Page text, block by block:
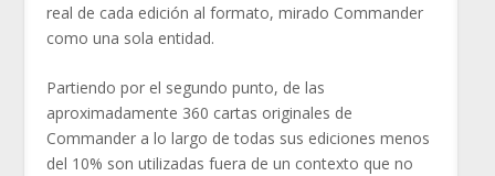
real de cada edición al formato, mirado Commander
como una sola entidad.
Partiendo por el segundo punto, de las
aproximadamente 360 cartas originales de
Commander a lo largo de todas sus ediciones menos
del 10% son utilizadas fuera de un contexto que no